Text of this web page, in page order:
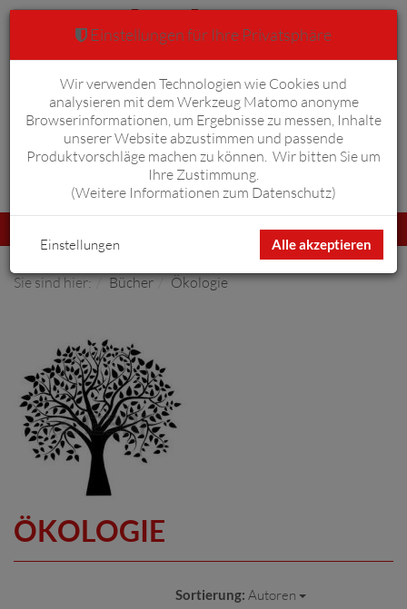
Anmelden Warenkorb 0
umschalten
Sie sind hier: Bücher Ökologie
ÖKOLOGIE
Sortierung: Autoren
Einstellungen für Ihre Privatsphäre
Wir verwenden Technologien wie Cookies und
analysieren mit dem Werkzeug Matomo anonyme
Browserinformationen, um Ergebnisse zu messen, Inhalte
unserer Website abzustimmen und passende
Produktvorschläge machen zu können. Wir bitten Sie um
Ihre Zustimmung.
(Weitere Informationen zum Datenschutz)
Alle akzeptieren
Einstellungen